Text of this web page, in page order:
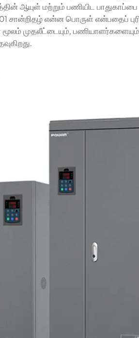
ஆயுள் மற்றும் பணியிட பாதுகாப்பை
சான்றிதழ் என்ன பொருள் என்பதைப்
முதலீட்டையும்,